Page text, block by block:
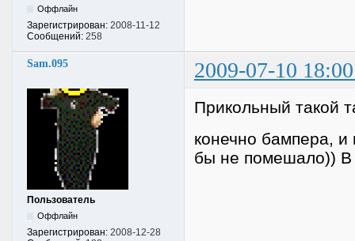
Оффлайн
Зарегистрирован: 2008-11-12
Сообщений: 258
Sam.095 2009-07-10
Пользователь
Оффлайн
Зарегистрирован: 2008-12-28
Прикольный такой
конечно бампера,
бы не помешало)) В